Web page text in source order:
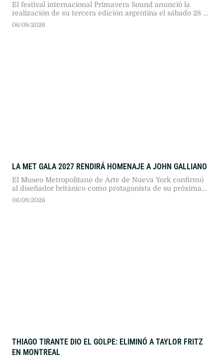
El festival internacional Primavera Sound anunció la
realización de su tercera edición argentina el sábado 28 y
domingo 29 de noviembre de 2026 en el Club Ciudad de
06/08/2026
LA MET GALA 2027 RENDIRÁ HOMENAJE A JOHN GALLIANO
El Museo Metropolitano de Arte de Nueva York confirmó
al diseñador británico como protagonista de su próxima
gran exposición. La decisión reabrió el debate por sus
06/08/2026
THIAGO TIRANTE DIO EL GOLPE: ELIMINÓ A TAYLOR FRITZ
EN MONTREAL